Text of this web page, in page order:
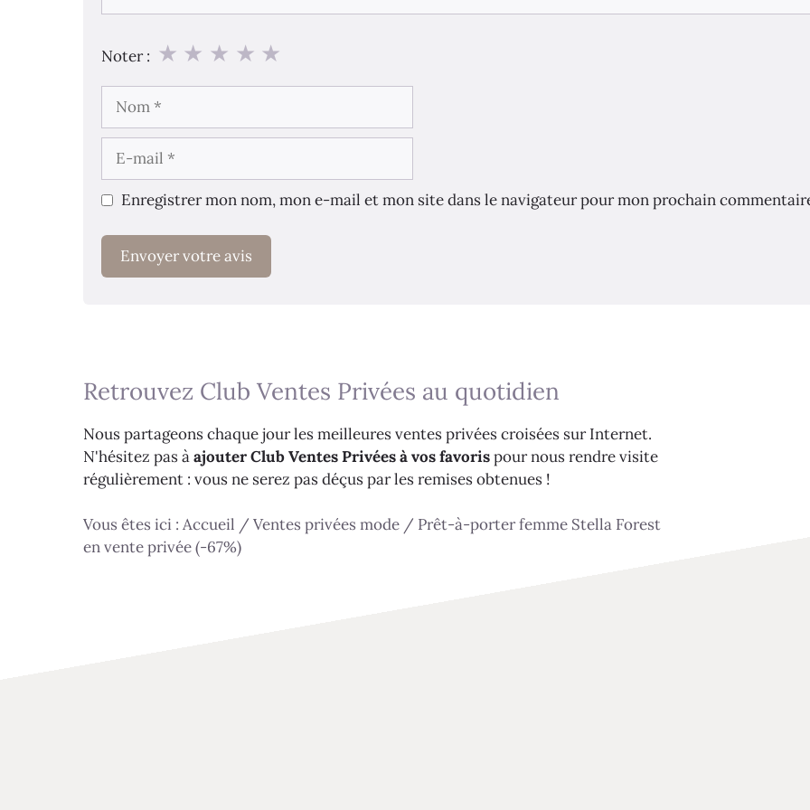
Noter : ★
★
★
★
★
mail
Enregistrer mon nom, mon e-mail et mon site dans le navigateur pour mon prochain
Retrouvez Club Ventes Privées au quotidien
Nous partageons chaque jour les meilleures ventes privées croisées sur Internet.
N'hésitez pas àajouter Club Ventes Privées à vos favorispour nous rendre visite
régulièrement : vous ne serez pas déçus par les remises obtenues !
Vous êtes ici : Accueil / Ventes privées mode / Prêt-à-porter femme Stella Forest
en vente privée (-67%)